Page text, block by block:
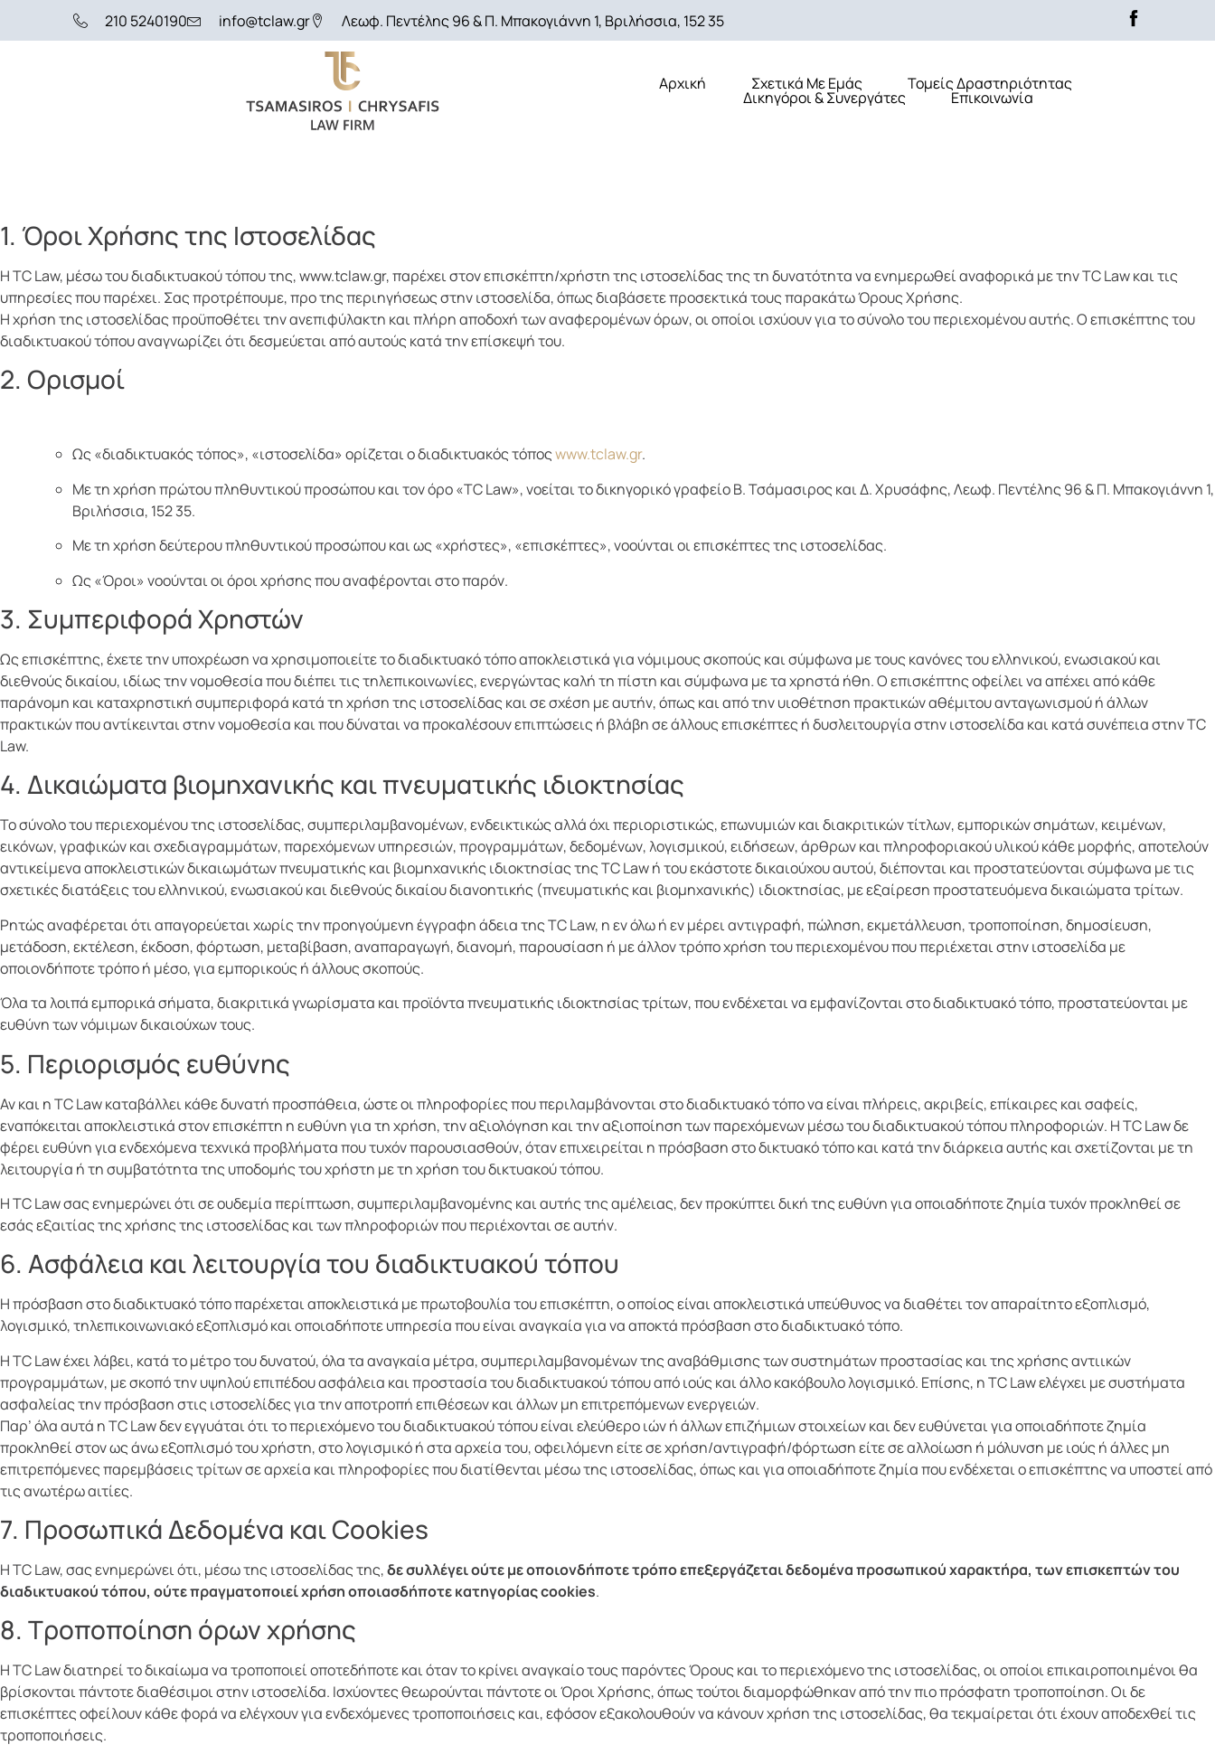
210 5240190 info@tclaw.gr Λεωφ. Πεντέλης 96 & Π. Μπακογιάννη 1, Βριλήσσια, 152 35
Αρχική Σχετικά Με Εμάς Τομείς Δραστηριότητας
Δικηγόροι & Συνεργάτες Επικοινωνία
1. Όροι Χρήσης της Ιστοσελίδας
Η TC Law, μέσω του διαδικτυακού τόπου της, www.tclaw.gr, παρέχει στον επισκέπτη/χρήστη της ιστοσελίδας της τη δυνατότητα να ενημερωθεί αναφορικά με την TC Law και τις
υπηρεσίες που παρέχει. Σας προτρέπουμε, προ της περιηγήσεως στην ιστοσελίδα, όπως διαβάσετε προσεκτικά τους παρακάτω Όρους Χρήσης.
Η χρήση της ιστοσελίδας προϋποθέτει την ανεπιφύλακτη και πλήρη αποδοχή των αναφερομένων όρων, οι οποίοι ισχύουν για το σύνολο του περιεχομένου αυτής. Ο επισκέπτης του
διαδικτυακού τόπου αναγνωρίζει ότι δεσμεύεται από αυτούς κατά την επίσκεψή του.
2. Ορισμοί
Ως «διαδικτυακός τόπος», «ιστοσελίδα» ορίζεται ο διαδικτυακός τόποςwww.tclaw.gr.
Με τη χρήση πρώτου πληθυντικού προσώπου και τον όρο «TC Law», νοείται το δικηγορικό γραφείο Β. Τσάμασιρος και Δ. Χρυσάφης, Λεωφ. Πεντέλης 96 & Π. Μπακογιάννη 1,
Βριλήσσια, 152 35.
Με τη χρήση δεύτερου πληθυντικού προσώπου και ως «χρήστες», «επισκέπτες», νοούνται οι επισκέπτες της ιστοσελίδας.
Ως «Όροι» νοούνται οι όροι χρήσης που αναφέρονται στο παρόν.
3. Συμπεριφορά Χρηστών
Ως επισκέπτης, έχετε την υποχρέωση να χρησιμοποιείτε το διαδικτυακό τόπο αποκλειστικά για νόμιμους σκοπούς και σύμφωνα με τους κανόνες του ελληνικού, ενωσιακού και
διεθνούς δικαίου, ιδίως την νομοθεσία που διέπει τις τηλεπικοινωνίες, ενεργώντας καλή τη πίστη και σύμφωνα με τα χρηστά ήθη. Ο επισκέπτης οφείλει να απέχει από κάθε
παράνομη και καταχρηστική συμπεριφορά κατά τη χρήση της ιστοσελίδας και σε σχέση με αυτήν, όπως και από την υιοθέτηση πρακτικών αθέμιτου ανταγωνισμού ή άλλων
πρακτικών που αντίκεινται στην νομοθεσία και που δύναται να προκαλέσουν επιπτώσεις ή βλάβη σε άλλους επισκέπτες ή δυσλειτουργία στην ιστοσελίδα και κατά συνέπεια στην TC
Law.
4. Δικαιώματα βιομηχανικής και πνευματικής ιδιοκτησίας
Το σύνολο του περιεχομένου της ιστοσελίδας, συμπεριλαμβανομένων, ενδεικτικώς αλλά όχι περιοριστικώς, επωνυμιών και διακριτικών τίτλων, εμπορικών σημάτων, κειμένων,
εικόνων, γραφικών και σχεδιαγραμμάτων, παρεχόμενων υπηρεσιών, προγραμμάτων, δεδομένων, λογισμικού, ειδήσεων, άρθρων και πληροφοριακού υλικού κάθε μορφής, αποτελούν
αντικείμενα αποκλειστικών δικαιωμάτων πνευματικής και βιομηχανικής ιδιοκτησίας της TC Law ή του εκάστοτε δικαιούχου αυτού, διέπονται και προστατεύονται σύμφωνα με τις
σχετικές διατάξεις του ελληνικού, ενωσιακού και διεθνούς δικαίου διανοητικής (πνευματικής και βιομηχανικής) ιδιοκτησίας, με εξαίρεση προστατευόμενα δικαιώματα τρίτων.
Ρητώς αναφέρεται ότι απαγορεύεται χωρίς την προηγούμενη έγγραφη άδεια της TC Law, η εν όλω ή εν μέρει αντιγραφή, πώληση, εκμετάλλευση, τροποποίηση, δημοσίευση,
μετάδοση, εκτέλεση, έκδοση, φόρτωση, μεταβίβαση, αναπαραγωγή, διανομή, παρουσίαση ή με άλλον τρόπο χρήση του περιεχομένου που περιέχεται στην ιστοσελίδα με
οποιονδήποτε τρόπο ή μέσο, για εμπορικούς ή άλλους σκοπούς.
Όλα τα λοιπά εμπορικά σήματα, διακριτικά γνωρίσματα και προϊόντα πνευματικής ιδιοκτησίας τρίτων, που ενδέχεται να εμφανίζονται στο διαδικτυακό τόπο, προστατεύονται με
ευθύνη των νόμιμων δικαιούχων τους.
5. Περιορισμός ευθύνης
Αν και η TC Law καταβάλλει κάθε δυνατή προσπάθεια, ώστε οι πληροφορίες που περιλαμβάνονται στο διαδικτυακό τόπο να είναι πλήρεις, ακριβείς, επίκαιρες και σαφείς,
εναπόκειται αποκλειστικά στον επισκέπτη η ευθύνη για τη χρήση, την αξιολόγηση και την αξιοποίηση των παρεχόμενων μέσω του διαδικτυακού τόπου πληροφοριών. Η TC Law δε
φέρει ευθύνη για ενδεχόμενα τεχνικά προβλήματα που τυχόν παρουσιασθούν, όταν επιχειρείται η πρόσβαση στο δικτυακό τόπο και κατά την διάρκεια αυτής και σχετίζονται με τη
λειτουργία ή τη συμβατότητα της υποδομής του χρήστη με τη χρήση του δικτυακού τόπου.
Η TC Law σας ενημερώνει ότι σε ουδεμία περίπτωση, συμπεριλαμβανομένης και αυτής της αμέλειας, δεν προκύπτει δική της ευθύνη για οποιαδήποτε ζημία τυχόν προκληθεί σε
εσάς εξαιτίας της χρήσης της ιστοσελίδας και των πληροφοριών που περιέχονται σε αυτήν.
6. Ασφάλεια και λειτουργία του διαδικτυακού τόπου
Η πρόσβαση στο διαδικτυακό τόπο παρέχεται αποκλειστικά με πρωτοβουλία του επισκέπτη, ο οποίος είναι αποκλειστικά υπεύθυνος να διαθέτει τον απαραίτητο εξοπλισμό,
λογισμικό, τηλεπικοινωνιακό εξοπλισμό και οποιαδήποτε υπηρεσία που είναι αναγκαία για να αποκτά πρόσβαση στο διαδικτυακό τόπο.
Η TC Law έχει λάβει, κατά το μέτρο του δυνατού, όλα τα αναγκαία μέτρα, συμπεριλαμβανομένων της αναβάθμισης των συστημάτων προστασίας και της χρήσης αντιικών
προγραμμάτων, με σκοπό την υψηλού επιπέδου ασφάλεια και προστασία του διαδικτυακού τόπου από ιούς και άλλο κακόβουλο λογισμικό. Επίσης, η TC Law ελέγχει με συστήματα
ασφαλείας την πρόσβαση στις ιστοσελίδες για την αποτροπή επιθέσεων και άλλων μη επιτρεπόμενων ενεργειών.
Παρ’ όλα αυτά η TC Law δεν εγγυάται ότι το περιεχόμενο του διαδικτυακού τόπου είναι ελεύθερο ιών ή άλλων επιζήμιων στοιχείων και δεν ευθύνεται για οποιαδήποτε ζημία
προκληθεί στον ως άνω εξοπλισμό του χρήστη, στο λογισμικό ή στα αρχεία του, οφειλόμενη είτε σε χρήση/αντιγραφή/φόρτωση είτε σε αλλοίωση ή μόλυνση με ιούς ή άλλες μη
επιτρεπόμενες παρεμβάσεις τρίτων σε αρχεία και πληροφορίες που διατίθενται μέσω της ιστοσελίδας, όπως και για οποιαδήποτε ζημία που ενδέχεται ο επισκέπτης να υποστεί από
τις ανωτέρω αιτίες.
7. Προσωπικά Δεδομένα και Cookies
Η TC Law, σας ενημερώνει ότι, μέσω της ιστοσελίδας της,δε συλλέγει ούτε με οποιονδήποτε τρόπο επεξεργάζεται δεδομένα προσωπικού χαρακτήρα, των επισκεπτών του
διαδικτυακού τόπου, ούτε πραγματοποιεί χρήση οποιασδήποτε κατηγορίας cookies.
8. Τροποποίηση όρων χρήσης
Η TC Law διατηρεί το δικαίωμα να τροποποιεί οποτεδήποτε και όταν το κρίνει αναγκαίο τους παρόντες Όρους και το περιεχόμενο της ιστοσελίδας, οι οποίοι επικαιροποιημένοι θα
βρίσκονται πάντοτε διαθέσιμοι στην ιστοσελίδα. Ισχύοντες θεωρούνται πάντοτε οι Όροι Χρήσης, όπως τούτοι διαμορφώθηκαν από την πιο πρόσφατη τροποποίηση. Οι δε
επισκέπτες οφείλουν κάθε φορά να ελέγχουν για ενδεχόμενες τροποποιήσεις και, εφόσον εξακολουθούν να κάνουν χρήση της ιστοσελίδας, θα τεκμαίρεται ότι έχουν αποδεχθεί τις
τροποποιήσεις.